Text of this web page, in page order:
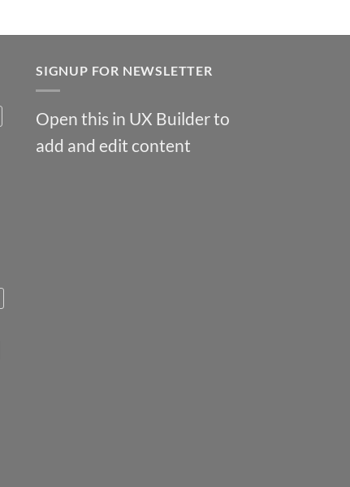
SIGNUP FOR NEWSLETTER
Open this in UX Builder to
add and edit content